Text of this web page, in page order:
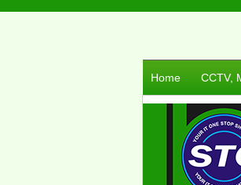
Home CCTV,